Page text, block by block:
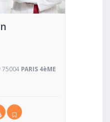
75004 PARIS 4èME